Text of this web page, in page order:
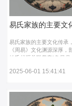
易氏家族的主要文
易氏家族的主要文化传承
《周易》文化渊源深厚，
姓氏起源关联黄帝“象日月
统，如湖北恩施等地举办
国学讲座（如湖北恩施六
的“周易智慧”沙龙）等形
2025-06-01 15:41:41